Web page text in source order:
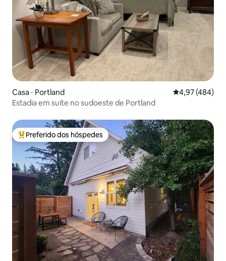
Casa ⋅ Portland 4,97 de uma
4,97 (484)
Estadia em suíte no sudoeste de Portland
Entre os melhores preferidos dos hóspedes
Preferido dos hóspedes